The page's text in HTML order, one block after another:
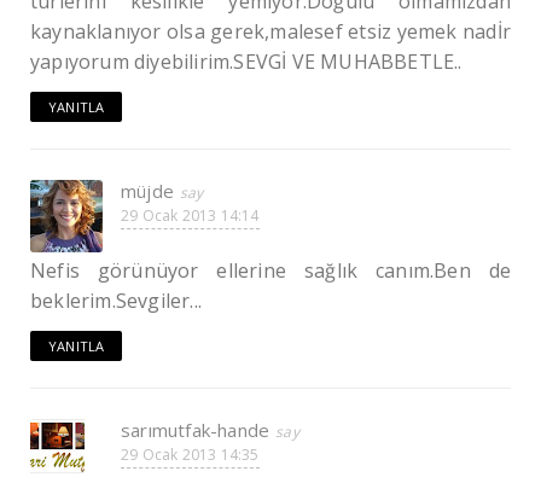
kaynaklanıyor olsa gerek,malesef etsiz yemek nadİr
yapıyorum diyebilirim.SEVGİ VE MUHABBETLE..
YANITLA
müjde
29 Ocak 2013 14:14
Nefis görünüyor ellerine sağlık canım.Ben de
beklerim.Sevgiler...
YANITLA
sarımutfak-hande
29 Ocak 2013 14:35